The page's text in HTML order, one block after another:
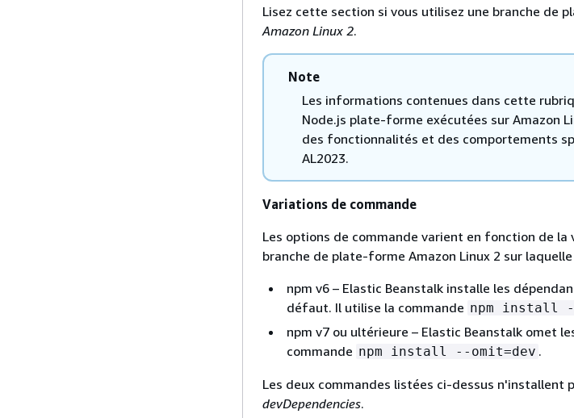
Lisez cette section si vous utilisez une branche de
Amazon Linux 2.
Note
Les informations contenues dans cette
Node.js plate-forme exécutées sur Amazon
des fonctionnalités et des comportements
AL2023.
Variations de commande
Les options de commande varient en fonction de la
branche de plate-forme Amazon Linux 2 sur
npm v6 – Elastic Beanstalk installe les
défaut. Il utilise la commande npm install
npm v7 ou ultérieure – Elastic Beanstalk omet
commande npm install --omit=dev .
Les deux commandes listées ci-dessus n'installent
devDependencies.